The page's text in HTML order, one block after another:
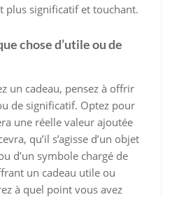
plus significatif et touchant.
chose d’utile ou de
un cadeau, pensez à offrir
de significatif. Optez pour
une réelle valeur ajoutée
qu’il s’agisse d’un objet
d’un symbole chargé de
un cadeau utile ou
à quel point vous avez